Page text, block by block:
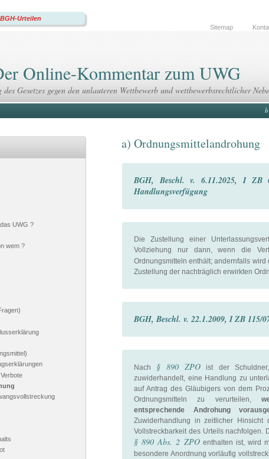
Urteilen
Sitemap
Online-Kommentar zum UWG
Gesetzes gegen den unlauteren Wettbewerb und wettbewerbsrechtlicher
UWG ?
wem ?
a) Ordnungsmittelandrohung
BGH, Beschl. v. 6.11.2025, I ZB
Handlungsverfügung
Die Zustellung einer
Vollziehung nur dann, wenn die
Ordnungsmitteln enthält; andernfalls
Zustellung der nachträglich erwirkten
BGH, Beschl. v. 22.1.2009, I ZB 115/
Nach § 890 ZPO ist der
zuwiderhandelt, eine Handlung zu
auf Antrag des Gläubigers von dem
Ordnungsmitteln zu verurteilen,
entsprechende Androhung
Zuwiderhandlung in zeitlicher Hinsicht
Vollstreckbarkeit des Urteils nachfolgen.
§ 890 Abs. 2 ZPOenthalten ist, wird
besondere Anordnung vorläufig